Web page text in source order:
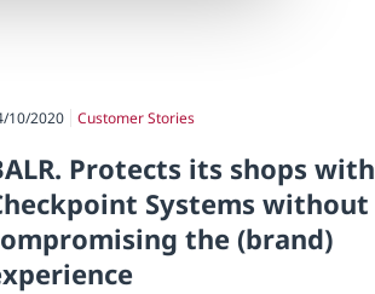
10/2020 Customer Stories
Protects its shops with
Systems without
the (brand)